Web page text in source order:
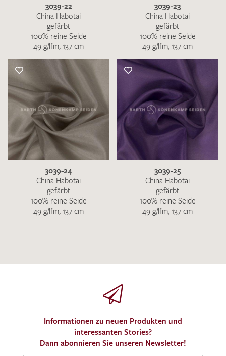
3039-22
China Habotai
gefärbt
100% reine Seide
49 g/lfm, 137 cm
3039-23
China Habotai
gefärbt
100% reine Seide
49 g/lfm, 137 cm
3039-24
China Habotai
gefärbt
100% reine Seide
49 g/lfm, 137 cm
3039-25
China Habotai
gefärbt
100% reine Seide
49 g/lfm, 137 cm
Informationen zu neuen Produkten und
interessanten Stories?
Dann abonnieren Sie unseren Newsletter!